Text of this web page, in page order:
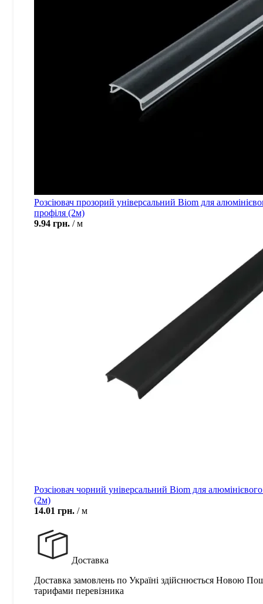
Розсіювач прозорий універсальний Biom для
профіля (2м)
9.94 грн. м
Розсіювач чорний універсальний Biom для
(2м)
14.01 грн. м
Доставка
Доставка замовлень по Україні здійснюється Новою
тарифами перевізника